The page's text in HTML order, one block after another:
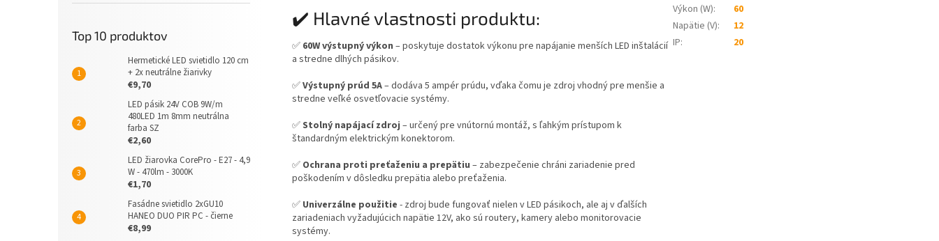
Top 10 produktov
Hermetické LED svietidlo 120 cm
+ 2x neutrálne žiarivky
€9,70
LED pásik 24V COB 9W/m
480LED 1m 8mm neutrálna
farba SZ
€2,60
LED žiarovka CorePro - E27 - 4,9
W - 470lm - 3000K
€1,70
Fasádne svietidlo 2xGU10
HANEO DUO PIR PC - čierne
€8,99
✔️ Hlavné vlastnosti produktu:
✅ 60W výstupný výkon – poskytuje dostatok výkonu pre napájanie menších LED inštalácií
a stredne dlhých pásikov.
✅Výstupný prúd 5A– dodáva 5 ampér prúdu, vďaka čomu je zdroj vhodný pre menšie a
stredne veľké osvetľovacie systémy.
✅Stolný napájací zdroj – určený pre vnútornú montáž, s ľahkým prístupom k
štandardným elektrickým konektorom.
✅ Ochrana proti preťaženiu a prepätiu – zabezpečenie chráni zariadenie pred
poškodením v dôsledku prepätia alebo preťaženia.
✅ Univerzálne použitie - zdroj bude fungovať nielen v LED pásikoch, ale aj v ďalších
zariadeniach vyžadujúcich napätie 12V, ako sú routery, kamery alebo monitorovacie
systémy.
Výkon (W):
60
Napätie (V):
12
IP: 20